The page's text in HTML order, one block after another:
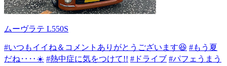
ムーヴラテ L550S
#いつもイイね＆コメントありがとうございます😆 #もう夏
だね‥‥☀️ #熱中症に気をつけて!! #ドライブ #パフェうまう